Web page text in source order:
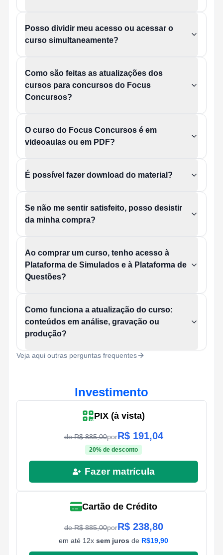
Posso dividir meu acesso ou acessar o
curso simultaneamente?
Como são feitas as atualizações dos
cursos para concursos do Focus
Concursos?
O curso do Focus Concursos é em
videoaulas ou em PDF?
É possível fazer download do material?
Se não me sentir satisfeito, posso desistir
da minha compra?
Ao comprar um curso, tenho acesso à
Plataforma de Simulados e à Plataforma de
Questões?
Como funciona a atualização do curso:
conteúdos em análise, gravação ou
produção?
Veja aqui outras perguntas frequentes
Investimento
PIX (à vista)
de R$885,00porR$ 191,04
20% de desconto
Fazer matrícula
Cartão de Crédito
de R$885,00porR$ 238,80
em até 12x sem juros de R$19,90